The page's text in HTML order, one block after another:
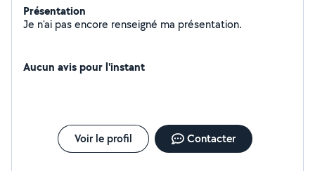
Présentation
Je n'ai pas encore renseigné ma présentation.
Aucun avis pour l'instant
Voir le profil Contacter